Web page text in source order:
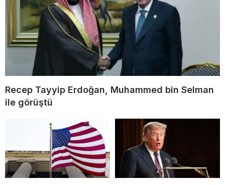
Recep Tayyip Erdoğan, Muhammed bin Selman
ile görüştü